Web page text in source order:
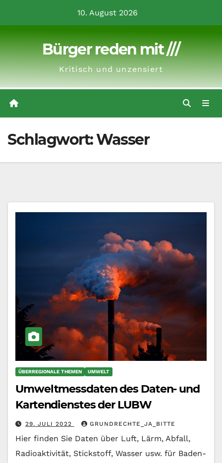
10. August 2026
Bürger reden mit ///
Kritisch und unzensiert
Schlagwort:Wasser
ÜBERREGIONALE THEMEN UMWELT
Umweltmessdaten des Daten- und
Kartendienstes der LUBW
29. JULI 2022 GRUNDRECHTE_JA_BITTE
Hier finden Sie Daten über Luft, Lärm, Abfall,
Radioaktivität, Stickstoff, Wasser usw. für Baden-